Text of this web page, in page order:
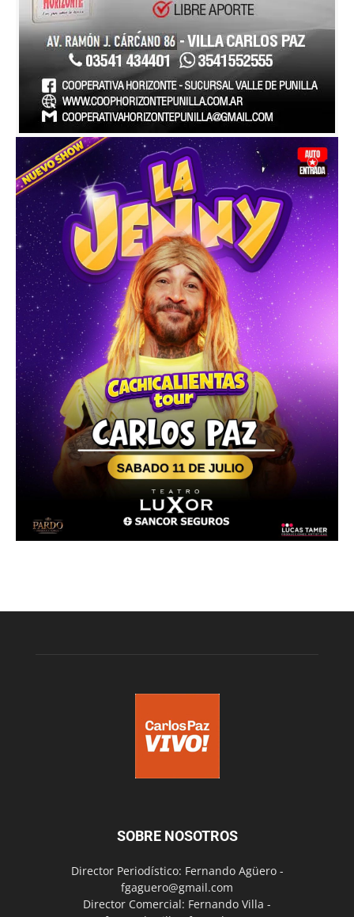
SOBRE NOSOTROS
Director Periodístico: Fernando Agüero -
fgaguero@gmail.com
Director Comercial: Fernando Villa -